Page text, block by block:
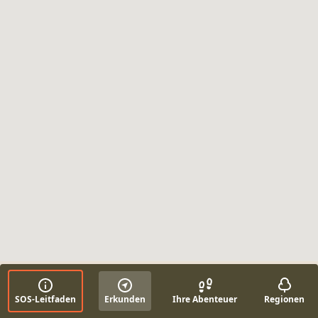
SOS-Leitfaden Erkunden Ihre Abenteuer Regionen